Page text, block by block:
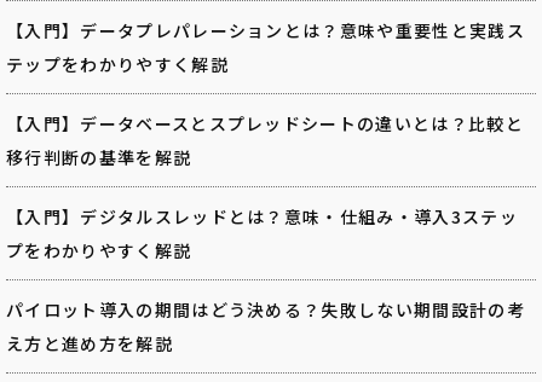
【入門】データプレパレーションとは？意味や重要性と実践ス
テップをわかりやすく解説
【入門】データベースとスプレッドシートの違いとは？比較と
移行判断の基準を解説
【入門】デジタルスレッドとは？意味・仕組み・導入3ステッ
プをわかりやすく解説
パイロット導入の期間はどう決める？失敗しない期間設計の考
え方と進め方を解説